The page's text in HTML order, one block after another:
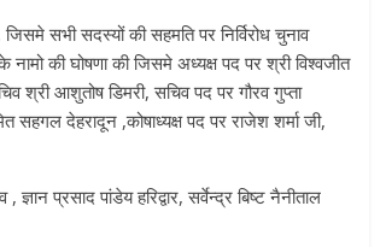
सभी सदस्यों की सहमति पर निर्विरोध चुनाव
की घोषणा की जिसमे अध्यक्ष पद पर श्री विश्वजीत
श्री आशुतोष डिमरी, सचिव पद पर गौरव गुप्ता
देहरादून ,कोषाध्यक्ष पद पर राजेश शर्मा जी,
प्रसाद पांडेय हरिद्वार, सर्वेन्द्र बिष्ट नैनीताल